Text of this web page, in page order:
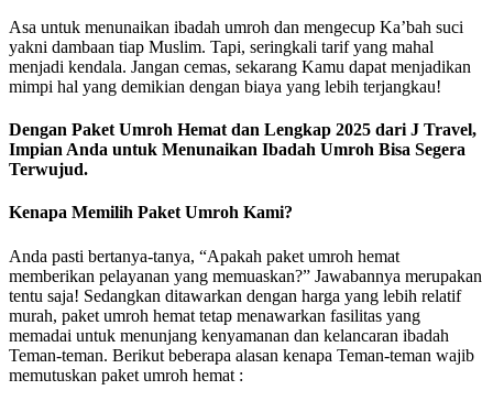
Asa untuk menunaikan ibadah umroh dan mengecup Ka’bah suci
yakni dambaan tiap Muslim. Tapi, seringkali tarif yang mahal
menjadi kendala. Jangan cemas, sekarang Kamu dapat menjadikan
mimpi hal yang demikian dengan biaya yang lebih terjangkau!
Dengan Paket Umroh Hemat dan Lengkap 2025 dari J Travel,
Impian Anda untuk Menunaikan Ibadah Umroh Bisa Segera
Terwujud.
Kenapa Memilih Paket Umroh Kami?
Anda pasti bertanya-tanya, “Apakah paket umroh hemat
memberikan pelayanan yang memuaskan?” Jawabannya merupakan
tentu saja! Sedangkan ditawarkan dengan harga yang lebih relatif
murah, paket umroh hemat tetap menawarkan fasilitas yang
memadai untuk menunjang kenyamanan dan kelancaran ibadah
Teman-teman. Berikut beberapa alasan kenapa Teman-teman wajib
memutuskan paket umroh hemat :